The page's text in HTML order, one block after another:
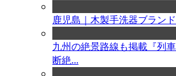
鹿児島｜木製手洗器ブラン
九州の絶景路線も掲載『列
断絶...